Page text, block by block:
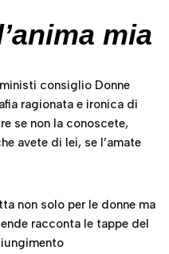
mia
consiglio Donne
ragionata e ironica di
se non la conoscete,
avete di lei, se l’amate
non solo per le donne ma
racconta le tappe del